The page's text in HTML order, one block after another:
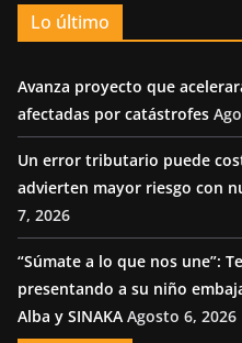
Lo último
Avanza proyecto que
afectadas por catástrofes
Un error tributario puede
advierten mayor riesgo con
7, 2026
“Súmate a lo que nos une”:
presentando a su niño
Alba y SINAKA Agosto 6, 2026